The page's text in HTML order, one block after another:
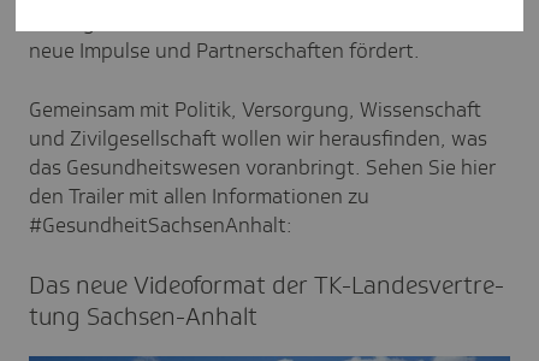
neue Impulse und Partnerschaften fördert.
Gemeinsam mit Politik, Versorgung, Wissenschaft
und Zivilgesellschaft wollen wir herausfinden, was
das Gesundheitswesen voranbringt. Sehen Sie hier
den Trailer mit allen Informationen zu
#GesundheitSachsenAnhalt:
Das neue Video­format der TK-Landes­ver­tre­
tung Sach­sen-Anhalt